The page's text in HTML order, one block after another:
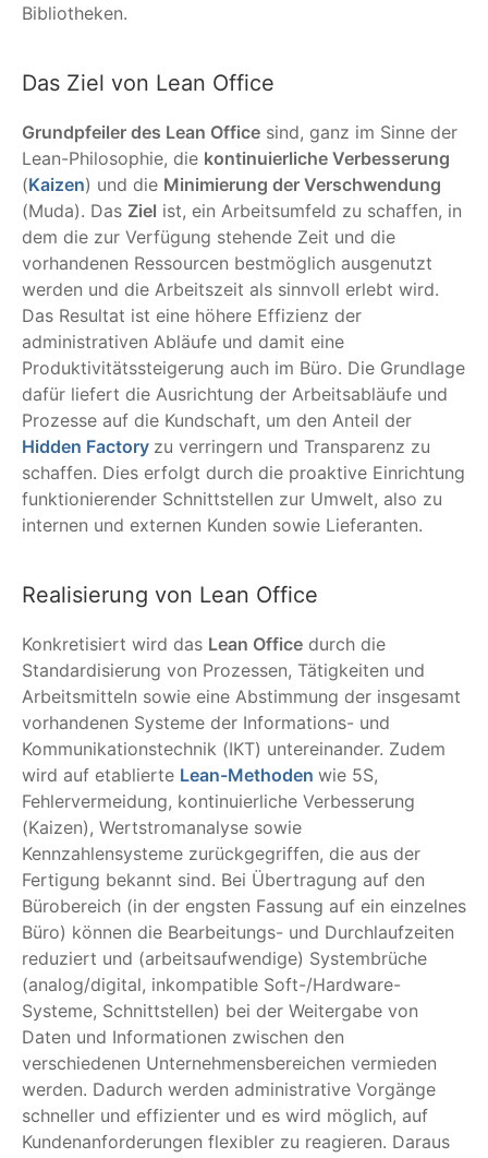
Bibliotheken.
Das Ziel von Lean Office
Grundpfeiler des Lean Office sind, ganz im Sinne der
Lean-Philosophie, die kontinuierliche Verbesserung
(Kaizen) und die Minimierung der Verschwendung
(Muda). Das Ziel ist, ein Arbeitsumfeld zu schaffen, in
dem die zur Verfügung stehende Zeit und die
vorhandenen Ressourcen bestmöglich ausgenutzt
werden und die Arbeitszeit als sinnvoll erlebt wird.
Das Resultat ist eine höhere Effizienz der
administrativen Abläufe und damit eine
Produktivitätssteigerung auch im Büro. Die Grundlage
dafür liefert die Ausrichtung der Arbeitsabläufe und
Prozesse auf die Kundschaft, um den Anteil der
Hidden Factory zu verringern und Transparenz zu
schaffen. Dies erfolgt durch die proaktive Einrichtung
funktionierender Schnittstellen zur Umwelt, also zu
internen und externen Kunden sowie Lieferanten.
Realisierung von Lean Office
Konkretisiert wird das Lean Office durch die
Standardisierung von Prozessen, Tätigkeiten und
Arbeitsmitteln sowie eine Abstimmung der insgesamt
vorhandenen Systeme der Informations- und
Kommunikationstechnik (IKT) untereinander. Zudem
wird auf etablierte Lean-Methoden wie 5S,
Fehlervermeidung, kontinuierliche Verbesserung
(Kaizen), Wertstromanalyse sowie
Kennzahlensysteme zurückgegriffen, die aus der
Fertigung bekannt sind. Bei Übertragung auf den
Bürobereich (in der engsten Fassung auf ein einzelnes
Büro) können die Bearbeitungs- und Durchlaufzeiten
reduziert und (arbeitsaufwendige) Systembrüche
(analog/digital, inkompatible Soft-/Hardware-
Systeme, Schnittstellen) bei der Weitergabe von
Daten und Informationen zwischen den
verschiedenen Unternehmensbereichen vermieden
werden. Dadurch werden administrative Vorgänge
schneller und effizienter und es wird möglich, auf
Kundenanforderungen flexibler zu reagieren. Daraus